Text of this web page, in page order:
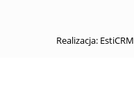
Realizacja: EstiCRM